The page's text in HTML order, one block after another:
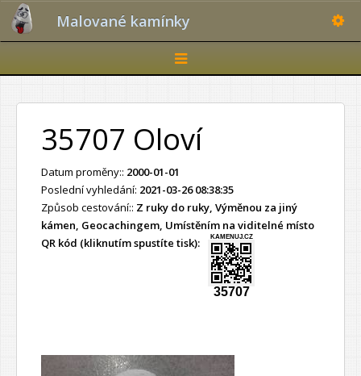
Malované kamínky
Toggle
navigation
35707 Oloví
Datum proměny:: 2000-01-01
Poslední vyhledání: 2021-03-26 08:38:35
Způsob cestování:: Z ruky do ruky, Výměnou za jiný
kámen, Geocachingem, Umístěním na viditelné místo
QR kód (kliknutím spustíte tisk):
KAMENUJ.CZ
35707